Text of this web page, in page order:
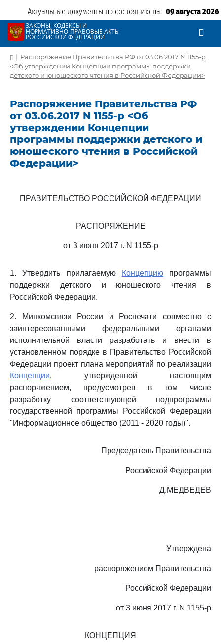
Актуальные документы по состоянию на: 09 августа 2026
ЗАКОНЫ, КОДЕКСЫ И
НОРМАТИВНО-ПРАВОВЫЕ АКТЫ
РОССИЙСКОЙ ФЕДЕРАЦИИ
| Распоряжение Правительства РФ от 03.06.2017 N 1155-р
<Об утверждении Концепции программы поддержки
детского и юношеского чтения в Российской Федерации>
Распоряжение Правительства РФ
от 03.06.2017 N 1155-р <Об
утверждении Концепции
программы поддержки детского и
юношеского чтения в Российской
Федерации>
ПРАВИТЕЛЬСТВО РОССИЙСКОЙ ФЕДЕРАЦИИ
РАСПОРЯЖЕНИЕ
от 3 июня 2017 г. N 1155-р
1. Утвердить прилагаемую Концепциюпрограммы
поддержки детского и юношеского чтения в
Российской Федерации.
2. Минкомсвязи России и Роспечати совместно с
заинтересованными федеральными органами
исполнительной власти разработать и внести в
установленном порядке в Правительство Российской
Федерации проект плана мероприятий по реализации
Концепции, утвержденной настоящим
распоряжением, предусмотрев в том числе
разработку соответствующей подпрограммы
государственной программы Российской Федерации
"Информационное общество (2011 - 2020 годы)".
Председатель Правительства
Российской Федерации
Д.МЕДВЕДЕВ
Утверждена
распоряжением Правительства
Российской Федерации
от 3 июня 2017 г. N 1155-р
КОНЦЕПЦИЯ